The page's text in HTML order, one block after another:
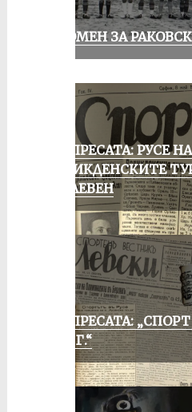
СПОМЕН ЗА
ОТ ПРЕСАТА: РУСЕ НА
ВЕЛИКДЕНСКИТЕ
В ПЛЕВЕН
ОТ ПРЕСАТА:
1935 Г.“